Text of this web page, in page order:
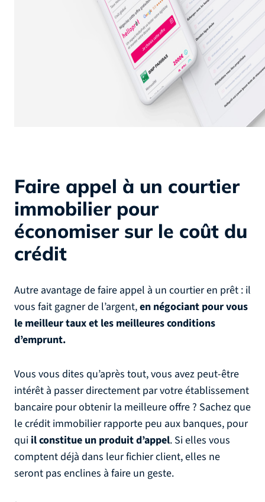
Faire appel à un courtier
immobilier pour
économiser sur le coût du
crédit
Autre avantage de faire appel à un courtier en prêt : il
vous fait gagner de l’argent,en négociant pour vous
le meilleur taux et les meilleures conditions
d’emprunt.
Vous vous dites qu’après tout, vous avez peut-être
intérêt à passer directement par votre établissement
bancaire pour obtenir la meilleure offre ? Sachez que
le crédit immobilier rapporte peu aux banques, pour
qui il constitue un produit d’appel. Si elles vous
comptent déjà dans leur fichier client, elles ne
seront pas enclines à faire un geste.